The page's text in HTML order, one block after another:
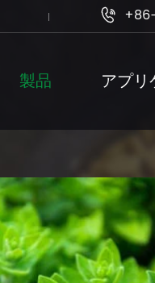

製品 アプ